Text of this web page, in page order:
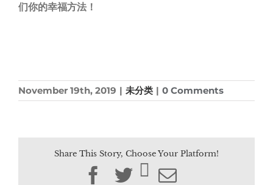
们你的幸福方法！
November 19th, 2019 | 未分类 | 0 Comments
Share This Story, Choose Your Platform!
Facebook
TwitterEmail